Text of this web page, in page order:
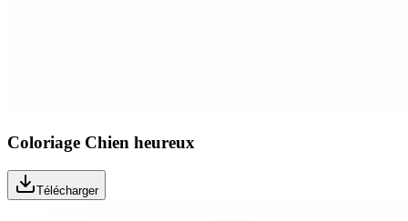
Coloriage Chien heureux
Télécharger